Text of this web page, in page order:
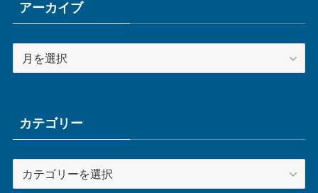
アーカイブ
ー
ブカテゴリー
テ